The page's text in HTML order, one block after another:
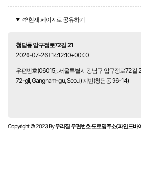
🌱 현재 페이지로 공유하기
청담동 압구정로72길 21
2026-07-26T14:12:10+00:00
우편번호(06015), 서울특별시 강남구 압구정로72길
72-gil, Gangnam-gu, Seoul) 지번(청담동 96-14)
Copyright © 2023 By우리집 우편번호·도로명주소(파인드바